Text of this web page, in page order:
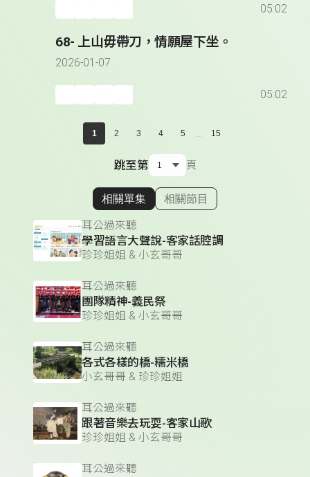
05:02
68- 上山毋帶刀，情願屋下坐。
2026-01-07
05:02
1 2 3 4 5 ... 15
跳至第 頁
顯示相關單集
相關單集 相關節目
耳公過來聽
學習語言大聲說-客家話腔調
珍珍姐姐 & 小玄哥哥
耳公過來聽
團隊精神-義民祭
珍珍姐姐 & 小玄哥哥
耳公過來聽
各式各樣的橋-糯米橋
小玄哥哥 & 珍珍姐姐
耳公過來聽
跟著音樂去玩耍-客家山歌
珍珍姐姐 & 小玄哥哥
耳公過來聽